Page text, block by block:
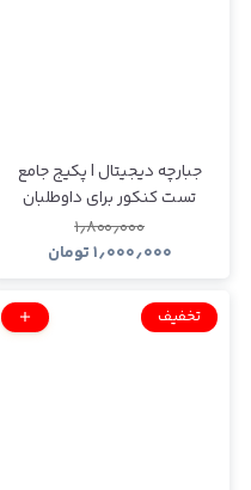
جبارچه دیجیتال | پکیج جامع
تست کنکور برای داوطلبان
تجربی و ریاضی
۱٫۸۰۰٫۰۰۰
۱٫۰۰۰٫۰۰۰تومان
تخفیف